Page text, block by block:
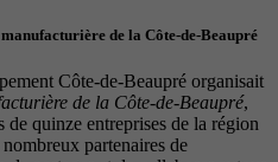
de la Côte-de-Beaupré
Côte-de-Beaupré organisait
de la Côte-de-Beaupré,
quinze entreprises de la région
partenaires de